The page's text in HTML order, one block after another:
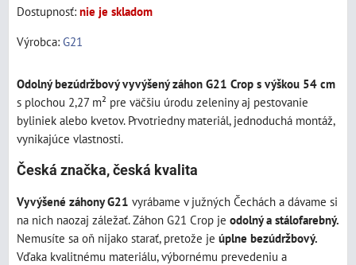
Dostupnosť: nie je skladom
Výrobca: G21
Odolný bezúdržbový vyvýšený záhon G21 Crop s výškou 54 cm
s plochou 2,27 m² pre väčšiu úrodu zeleniny aj pestovanie
byliniek alebo kvetov. Prvotriedny materiál, jednoduchá montáž,
vynikajúce vlastnosti.
Česká značka, česká kvalita
Vyvýšené záhony G21 vyrábame v južných Čechách a dávame si
na nich naozaj záležať. Záhon G21 Crop je odolný a stálofarebný.
Nemusíte sa oň nijako starať, pretože je úplne bezúdržbový.
Vďaka kvalitnému materiálu, výbornému prevedeniu a